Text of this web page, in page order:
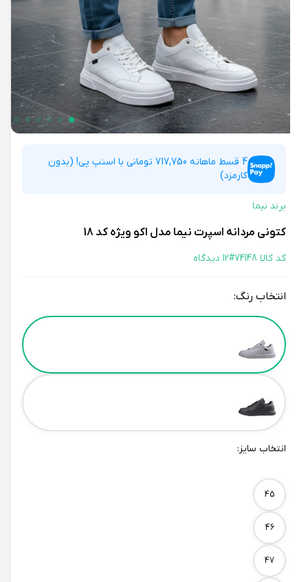
4 قسط ماهانه 717,750 تومانی با اسنپ پی! (بدون
کارمزد)
برند نیما
کتونی مردانه اسپرت نیما مدل اکو ویژه کد 18
کد کالا 74148# 12 دیدگاه
انتخاب رنگ:
Color
انتخاب سایز:
Size